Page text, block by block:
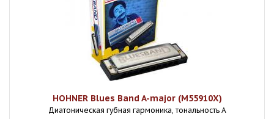
HOHNER Blues Band A-major (M55910X)
Диатоническая губная гармоника, тональность А